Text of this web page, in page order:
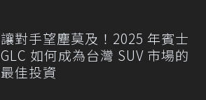
讓對手望塵莫及！2025 年賓士
GLC 如何成為台灣 SUV 市場的
最佳投資